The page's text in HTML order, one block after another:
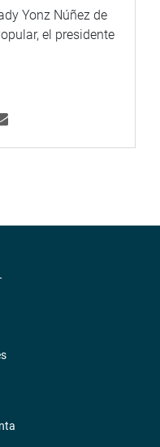
radiocongreso
Yonz Núñez de
el presidente